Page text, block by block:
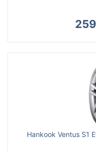
Hankook Ventus S1